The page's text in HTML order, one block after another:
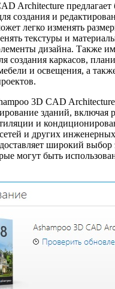
Architecture предлагает
создания и
легко изменять
текстуры и
дизайна. Также
создания каркасов,
и освещения, а
3D CAD
зданий, включая
и
и других
широкий выбор
могут быть